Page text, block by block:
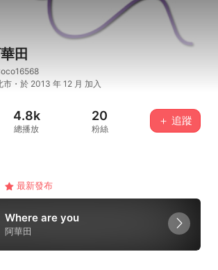
田
市・於 2013 年 12 月 加入
4.8k
總播放
20
粉絲
＋ 追蹤
最新發布
Where are you
阿華田